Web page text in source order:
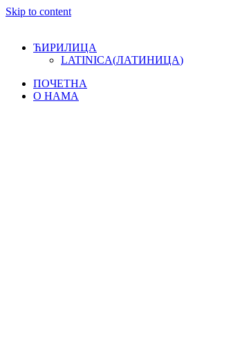
Skip to content
ЋИРИЛИЦА
LATINICA(ЛАТИНИЦА)
ПОЧЕТНА
О НАМА